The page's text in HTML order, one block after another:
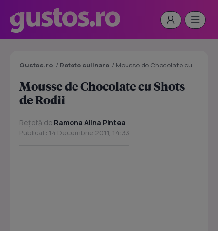
Gustos.ro / Retete culinare / Mousse de Chocolate cu Shots de Rodii
Mousse de Chocolate cu Shots
de Rodii
Rețetă de Ramona Alina Pintea
Publicat: 14 Decembrie 2011, 14:33